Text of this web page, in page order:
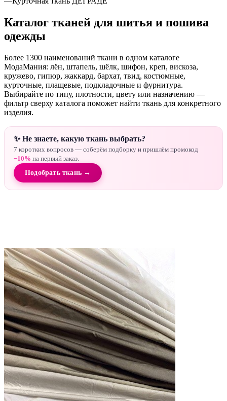
Каталог тканей для шитья и пошива
одежды
Более 1300 наименований ткани в одном каталоге
МодаМания: лён, штапель, шёлк, шифон, креп, вискоза,
кружево, гипюр, жаккард, бархат, твид, костюмные,
курточные, плащевые, подкладочные и фурнитура.
Выбирайте по типу, плотности, цвету или назначению —
фильтр сверху каталога поможет найти ткань для конкретного
изделия.
✨ Не знаете, какую ткань выбрать?
7 коротких вопросов — соберём подборку и пришлём промокод
−10% на первый заказ.
Подобрать ткань →